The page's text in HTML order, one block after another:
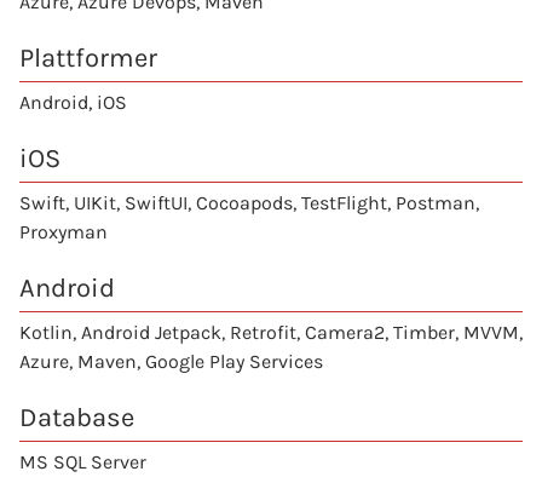
Plattformer
Android, iOS
iOS
Swift, UIKit, SwiftUI, Cocoapods, TestFlight, Postman,
Proxyman
Android
Kotlin, Android Jetpack, Retrofit, Camera2, Timber, MVVM,
Azure, Maven, Google Play Services
Database
MS SQL Server